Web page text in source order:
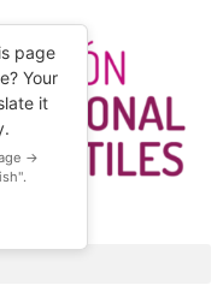
page
Your
it
→